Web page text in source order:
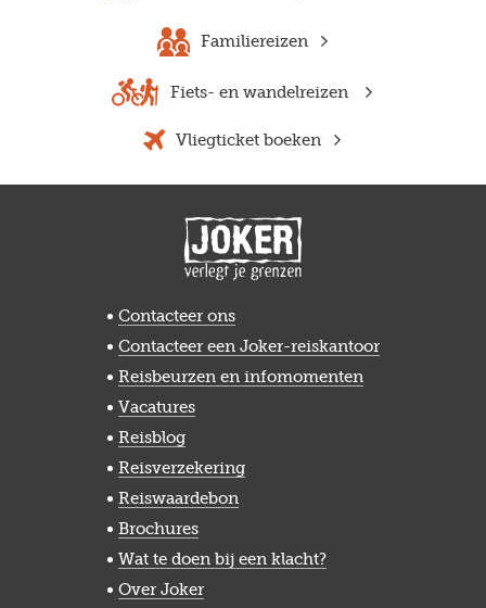
Familiereizen
Fiets- en wandelreizen
Vliegticket boeken
Contacteer ons
Contacteer een Joker-reiskantoor
Reisbeurzen en infomomenten
Vacatures
Reisblog
Reisverzekering
Reiswaardebon
Brochures
Wat te doen bij een klacht?
Over Joker